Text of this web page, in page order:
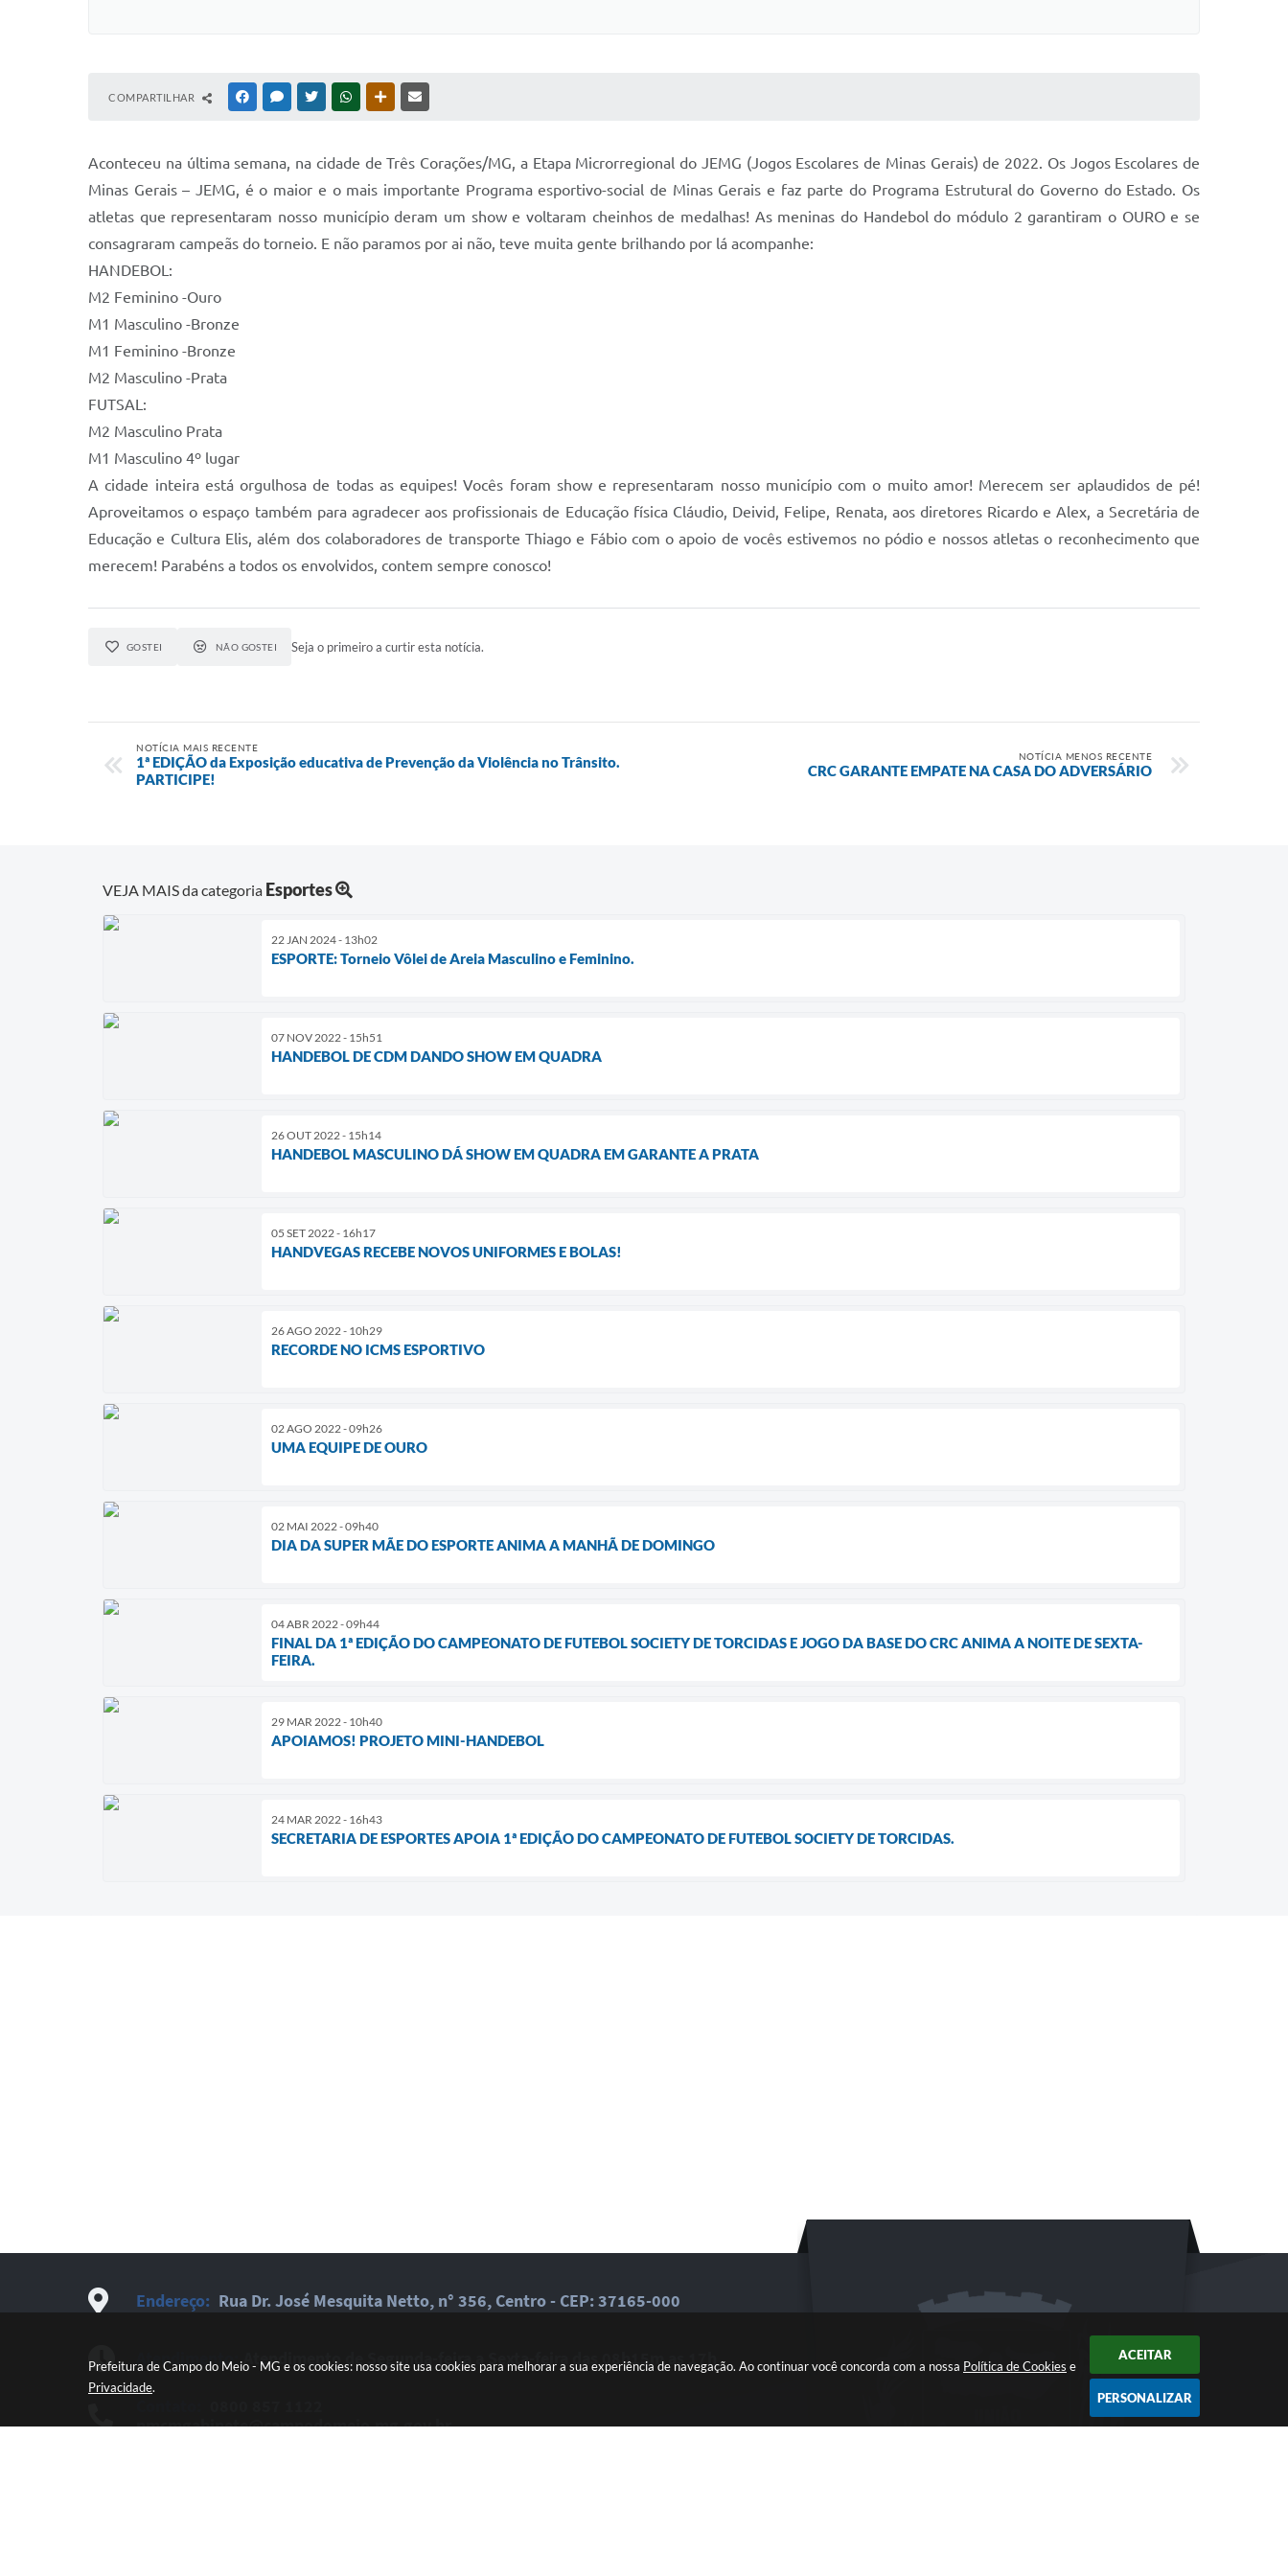
Prefeitura de Campo do Meio - MG e os cookies: nosso site usa cookies para melhorar a sua experiência de navegação. Ao continuar você concorda com a nossa Política de Cookies e
Privacidade.
ACEITAR
PERSONALIZAR
COMPARTILHAR FACEBOOKMESSENGER
TWITTERWHATSAPPOUTRAS MÍDIAS
Aconteceu na última semana, na cidade de Três Corações/MG, a Etapa Microrregional do JEMG (Jogos Escolares de Minas Gerais) de 2022. Os Jogos Escolares de
Minas Gerais – JEMG, é o maior e o mais importante Programa esportivo-social de Minas Gerais e faz parte do Programa Estrutural do Governo do Estado. Os
atletas que representaram nosso município deram um show e voltaram cheinhos de medalhas! As meninas do Handebol do módulo 2 garantiram o OURO e se
consagraram campeãs do torneio. E não paramos por ai não, teve muita gente brilhando por lá acompanhe:
HANDEBOL:
M2 Feminino -Ouro
M1 Masculino -Bronze
M1 Feminino -Bronze
M2 Masculino -Prata
FUTSAL:
M2 Masculino Prata
M1 Masculino 4º lugar
A cidade inteira está orgulhosa de todas as equipes! Vocês foram show e representaram nosso município com o muito amor! Merecem ser aplaudidos de pé!
Aproveitamos o espaço também para agradecer aos profissionais de Educação física Cláudio, Deivid, Felipe, Renata, aos diretores Ricardo e Alex, a Secretária de
Educação e Cultura Elis, além dos colaboradores de transporte Thiago e Fábio com o apoio de vocês estivemos no pódio e nossos atletas o reconhecimento que
merecem! Parabéns a todos os envolvidos, contem sempre conosco!
GOSTEI NÃO GOSTEI Seja o primeiro a curtir esta notícia.
NOTÍCIA MAIS RECENTE
1ª EDIÇÃO da Exposição educativa de Prevenção da Violência no Trânsito.
PARTICIPE!
NOTÍCIA MENOS RECENTE
CRC GARANTE EMPATE NA CASA DO ADVERSÁRIO
VEJA MAIS da categoria Esportes
22 JAN 2024 - 13h02
ESPORTE: Torneio Vôlei de Areia Masculino e Feminino.
07 NOV 2022 - 15h51
HANDEBOL DE CDM DANDO SHOW EM QUADRA
26 OUT 2022 - 15h14
HANDEBOL MASCULINO DÁ SHOW EM QUADRA EM GARANTE A PRATA
05 SET 2022 - 16h17
HANDVEGAS RECEBE NOVOS UNIFORMES E BOLAS!
26 AGO 2022 - 10h29
RECORDE NO ICMS ESPORTIVO
02 AGO 2022 - 09h26
UMA EQUIPE DE OURO
02 MAI 2022 - 09h40
DIA DA SUPER MÃE DO ESPORTE ANIMA A MANHÃ DE DOMINGO
04 ABR 2022 - 09h44
FINAL DA 1ª EDIÇÃO DO CAMPEONATO DE FUTEBOL SOCIETY DE TORCIDAS E JOGO DA BASE DO CRC ANIMA A NOITE DE SEXTA-
FEIRA.
29 MAR 2022 - 10h40
APOIAMOS! PROJETO MINI-HANDEBOL
24 MAR 2022 - 16h43
SECRETARIA DE ESPORTES APOIA 1ª EDIÇÃO DO CAMPEONATO DE FUTEBOL SOCIETY DE TORCIDAS.
Endereço: Rua Dr. José Mesquita Netto, n° 356, Centro - CEP: 37165-000
Atendimento: Atendimento de Segunda-feira a Sexta-feira das 08h15m as 17h
pmcmgabinete@campodomeio.mg.gov.br